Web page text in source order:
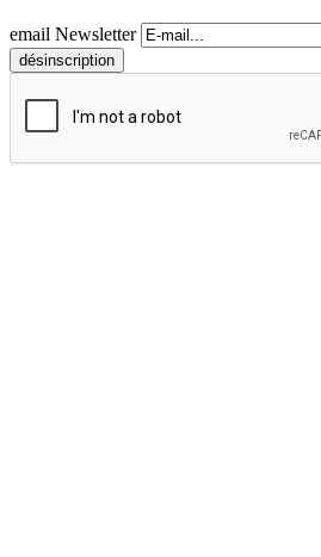
email Newsletter